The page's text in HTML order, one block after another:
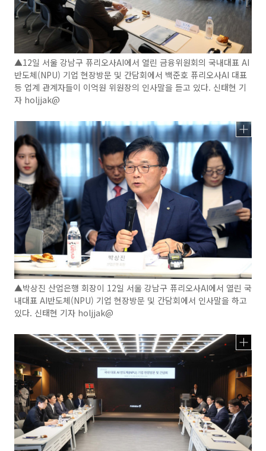
▲12일 서울 강남구 퓨리오사AI에서 열린 금융위원회의 국내대표 AI
반도체(NPU) 기업 현장방문 및 간담회에서 백준호 퓨리오사AI 대표
등 업계 관계자들이 이억원 위원장의 인사말을 듣고 있다. 신태현 기
자 holjjak@
▲박상진 산업은행 회장이 12일 서울 강남구 퓨리오사AI에서 열린 국
내대표 AI반도체(NPU) 기업 현장방문 및 간담회에서 인사말을 하고
있다. 신태현 기자 holjjak@